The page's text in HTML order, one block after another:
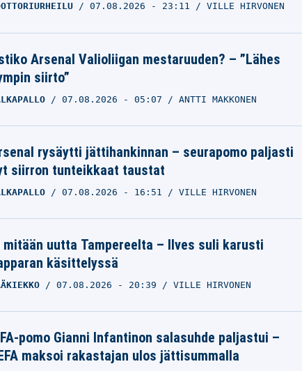
07.08.2026 - 23:11 VILLE HIRVONEN
Arsenal Valioliigan mestaruuden? – ”Lähes
siirto”
07.08.2026 - 05:07 ANTTI MAKKONEN
rysäytti jättihankinnan – seurapomo paljasti
siirron tunteikkaat taustat
07.08.2026 - 16:51 VILLE HIRVONEN
mitään uutta Tampereelta – Ilves suli karusti
käsittelyssä
07.08.2026 - 20:39 VILLE HIRVONEN
pomo Gianni Infantinon salasuhde paljastui –
maksoi rakastajan ulos jättisummalla